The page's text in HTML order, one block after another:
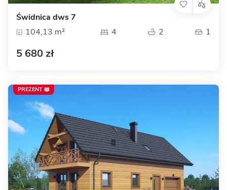
Świdnica dws 7
104,13 m²
4 2 1
5 680 zł
PREZENT 📖